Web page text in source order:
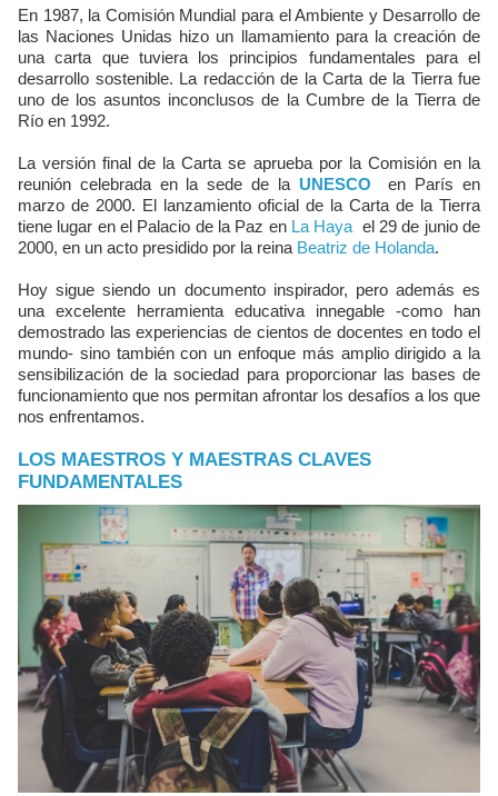
En 1987, la Comisión Mundial para el Ambiente y Desarrollo de
las Naciones Unidas hizo un llamamiento para la creación de
una carta que tuviera los principios fundamentales para el
desarrollo sostenible. La redacción de la Carta de la Tierra fue
uno de los asuntos inconclusos de la Cumbre de la Tierra de
Río en 1992.
La versión final de la Carta se aprueba por la Comisión en la
reunión celebrada en la sede de la UNESCO en París en
marzo de 2000. El lanzamiento oficial de la Carta de la Tierra
tiene lugar en el Palacio de la Paz en La Haya el 29 de junio de
2000, en un acto presidido por la reina Beatriz de Holanda.
Hoy sigue siendo un documento inspirador, pero además es
una excelente herramienta educativa innegable -como han
demostrado las experiencias de cientos de docentes en todo el
mundo- sino también con un enfoque más amplio dirigido a la
sensibilización de la sociedad para proporcionar las bases de
funcionamiento que nos permitan afrontar los desafíos a los que
nos enfrentamos.
LOS MAESTROS Y MAESTRAS CLAVES
FUNDAMENTALES